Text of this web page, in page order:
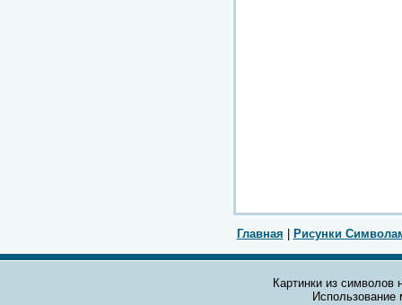
Главная Рисунки
Картинки из символов
Использование